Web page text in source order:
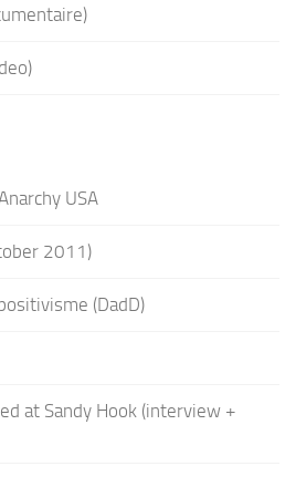
USA
2011)
(DadD)
at Sandy Hook (interview +